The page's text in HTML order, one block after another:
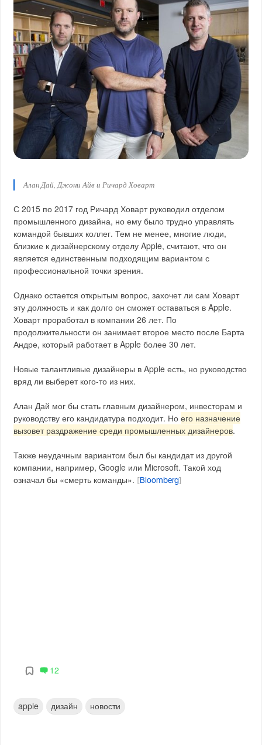
Алан Дай, Джони Айв и Ричард Ховарт
С 2015 по 2017 год Ричард Ховарт руководил отделом
промышленного дизайна, но ему было трудно управлять
командой бывших коллег. Тем не менее, многие люди,
близкие к дизайнерскому отделу Apple, считают, что он
является единственным подходящим вариантом с
профессиональной точки зрения.
Однако остается открытым вопрос, захочет ли сам Ховарт
эту должность и как долго он сможет оставаться в Apple.
Ховарт проработал в компании 26 лет. По
продолжительности он занимает второе место после Барта
Андре, который работает в Apple более 30 лет.
Новые талантливые дизайнеры в Apple есть, но руководство
вряд ли выберет кого-то из них.
Алан Дай мог бы стать главным дизайнером, инвесторам и
руководству его кандидатура подходит. Ноего назначение
вызовет раздражение среди промышленных дизайнеров.
Также неудачным вариантом был бы кандидат из другой
компании, например, Google или Microsoft. Такой ход
означал бы «смерть команды».
Bloomberg
12
apple дизайн новости